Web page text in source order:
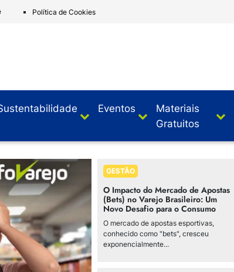
Política de Cookies
Eventos
Materiais
Gratuitos
GESTÃO
O Impacto do Mercado de Apostas
(Bets) no Varejo Brasileiro: Um
Novo Desafio para o Consumo
O mercado de apostas esportivas,
conhecido como "bets", cresceu
exponencialmente...